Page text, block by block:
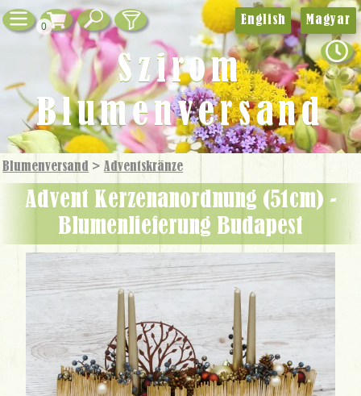
0
Blumenversand >Adventskränze
Advent Kerzenanordnung (51cm) -
Blumenlieferung Budapest
English Magyar
Szirom
Blumenversand